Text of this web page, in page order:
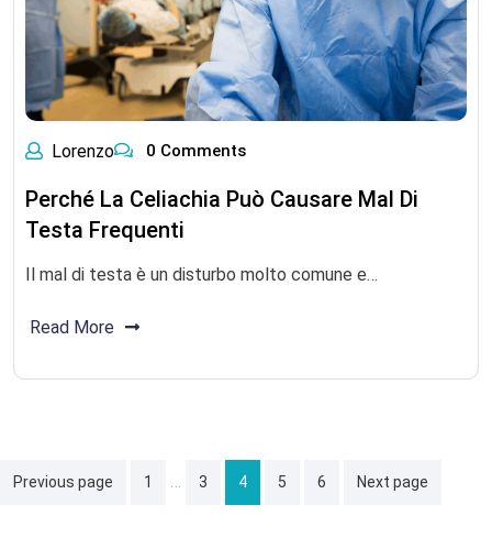
Lorenzo 0 Comments
Perché La Celiachia Può Causare Mal Di
Testa Frequenti
Il mal di testa è un disturbo molto comune e…
Read More
Posts
Previous page 1 3 4 5 6 Next page